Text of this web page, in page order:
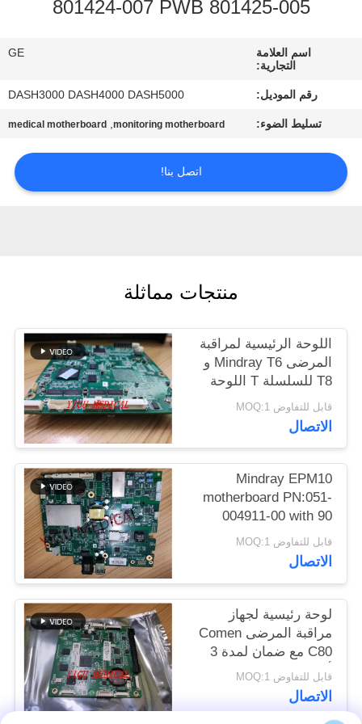
الجودة
اتصل
اطلب
خريطة
الموقع
PRIVACY
POLICY
801424-007 PWB 801425-005
اسم العلامة
التجارية:
GE
رقم الموديل: DASH3000 DASH4000 DASH5000
تسليط الضوء: monitoring motherboard
,
medical motherboard
اتصل بنا!
منتجات مماثلة
اللوحة الرئيسية لمراقبة
المرضى Mindray T6 و
T8 للسلسلة T اللوحة
الرئيسية PN 6800-20-
5062
قابل للتفاوض MOQ:1
الاتصال
Mindray EPM10
motherboard PN:051-
004911-00 with 90
Days warranty
قابل للتفاوض MOQ:1
الاتصال
لوحة رئيسية لجهاز
مراقبة المرضى Comen
C80 مع ضمان لمدة 3
أشهر لوحة وحدة
المعالجة المركزية
قابل للتفاوض MOQ:1
الاتصال